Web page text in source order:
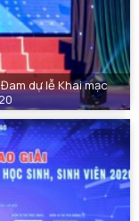
dự lễ Khai mạc